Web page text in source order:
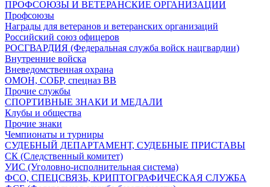
ПРОФСОЮЗЫ И ВЕТЕРАНСКИЕ ОРГАНИЗАЦИИ
Профсоюзы
Награды для ветеранов и ветеранских организаций
Российский союз офицеров
РОСГВАРДИЯ (Федеральная служба войск нацгвардии)
Внутренние войска
Вневедомственная охрана
ОМОН, СОБР, спецназ ВВ
Прочие службы
СПОРТИВНЫЕ ЗНАКИ И МЕДАЛИ
Клубы и общества
Прочие знаки
Чемпионаты и турниры
СУДЕБНЫЙ ДЕПАРТАМЕНТ, СУДЕБНЫЕ ПРИСТАВЫ
СК (Следственный комитет)
УИС (Уголовно-исполнительная система)
ФСО, СПЕЦСВЯЗЬ, КРИПТОГРАФИЧЕСКАЯ СЛУЖБА